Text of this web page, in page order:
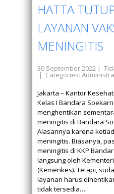
HATTA
LAYANAN
MENINGITIS
30 September 2022 |
| Categories:
Jakarta – Kantor
Kelas I Bandara
menghentikan
meningitis di Bandara
Alasannya karena
meningitis. Biasanya,
meningitis di KKP
langsung oleh
(Kemenkes). Tetapi,
layanan harus
tidak tersedia….